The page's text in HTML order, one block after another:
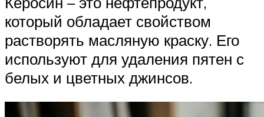
который обладает свойством
растворять масляную краску. Его
используют для удаления пятен с
белых и цветных джинсов.